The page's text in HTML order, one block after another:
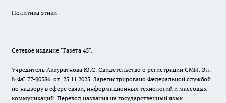
Политика этики
Сетевое издание "Газета 45".
Учредитель Аккуратнова Ю.С. Свидетельство о регистрации СМИ: Эл.
№ФС 77-90386 от 25.11.2025. Зарегистрировано Федеральной службой
по надзору в сфере связи, информационных технологий и массовых
коммуникаций. Перевод названия на государственный язык